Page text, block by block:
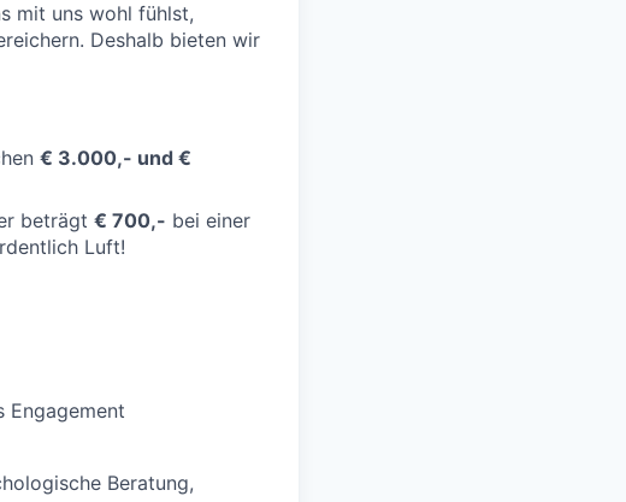
mit uns wohl fühlst,
Deshalb bieten wir
€ 3.000,- und €
beträgt € 700,- bei einer
Luft!
Engagement
Beratung,